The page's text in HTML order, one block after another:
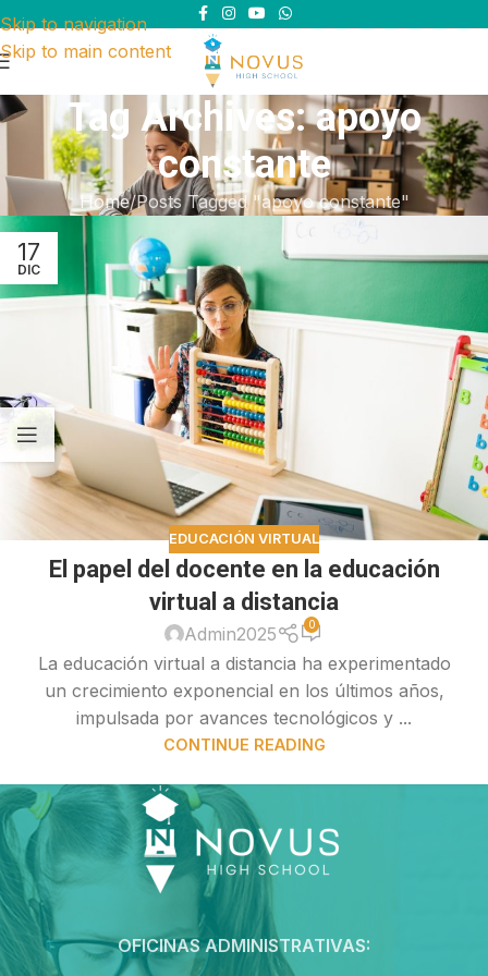
Skip to navigation
Skip to main content
Tag Archives: apoyo
constante
Home Posts Tagged "apoyo constante"
17
DIC
EDUCACIÓN VIRTUAL
El papel del docente en la educación
virtual a distancia
Admin2025 0
La educación virtual a distancia ha experimentado
un crecimiento exponencial en los últimos años,
impulsada por avances tecnológicos y ...
CONTINUE READING
OFICINAS ADMINISTRATIVAS: